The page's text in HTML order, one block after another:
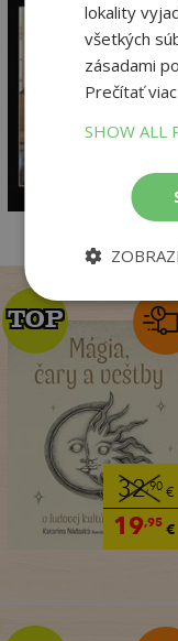
5
32,90€
19,95€
TOP
TOP
lokality
všetkých
zásadami
Prečítať viac
SHOW ALL